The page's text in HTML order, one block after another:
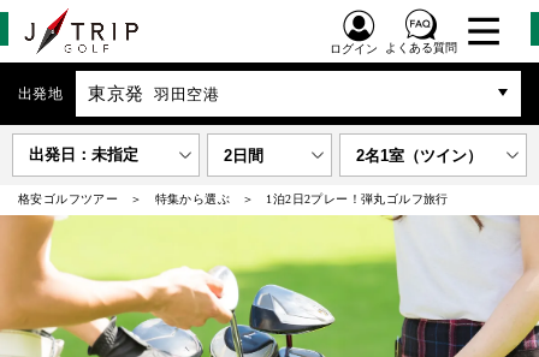
ログイン よくある質問
出発地 東京発 羽田空港
出発日：未指定 2日間 2名1室（ツイン）
格安ゴルフツアー 特集から選ぶ 1泊2日2プレー！弾丸ゴルフ旅行